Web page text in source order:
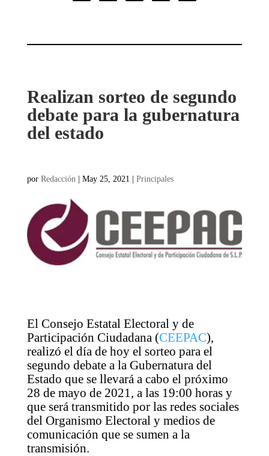
Realizan sorteo de segundo
debate para la gubernatura
del estado
por Redacción | May 25, 2021 | Principales
El Consejo Estatal Electoral y de
Participación Ciudadana (CEEPAC),
realizó el día de hoy el sorteo para el
segundo debate a la Gubernatura del
Estado que se llevará a cabo el próximo
28 de mayo de 2021, a las 19:00 horas y
que será transmitido por las redes sociales
del Organismo Electoral y medios de
comunicación que se sumen a la
transmisión.